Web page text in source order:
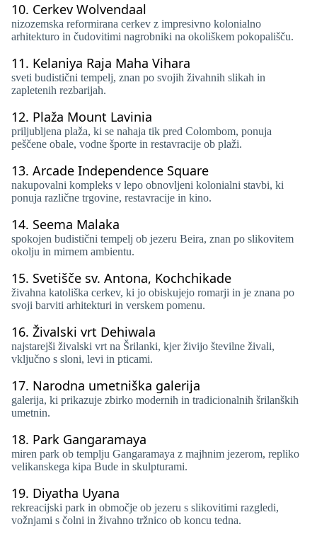
10. Cerkev Wolvendaal
nizozemska reformirana cerkev z impresivno kolonialno
arhitekturo in čudovitimi nagrobniki na okoliškem pokopališču.
11. Kelaniya Raja Maha Vihara
sveti budistični tempelj, znan po svojih živahnih slikah in
zapletenih rezbarijah.
12. Plaža Mount Lavinia
priljubljena plaža, ki se nahaja tik pred Colombom, ponuja
peščene obale, vodne športe in restavracije ob plaži.
13. Arcade Independence Square
nakupovalni kompleks v lepo obnovljeni kolonialni stavbi, ki
ponuja različne trgovine, restavracije in kino.
14. Seema Malaka
spokojen budistični tempelj ob jezeru Beira, znan po slikovitem
okolju in mirnem ambientu.
15. Svetišče sv. Antona, Kochchikade
živahna katoliška cerkev, ki jo obiskujejo romarji in je znana po
svoji barviti arhitekturi in verskem pomenu.
16. Živalski vrt Dehiwala
najstarejši živalski vrt na Šrilanki, kjer živijo številne živali,
vključno s sloni, levi in ​​pticami.
17. Narodna umetniška galerija
galerija, ki prikazuje zbirko modernih in tradicionalnih šrilanških
umetnin.
18. Park Gangaramaya
miren park ob templju Gangaramaya z majhnim jezerom, repliko
velikanskega kipa Bude in skulpturami.
19. Diyatha Uyana
rekreacijski park in območje ob jezeru s slikovitimi razgledi,
vožnjami s čolni in živahno tržnico ob koncu tedna.